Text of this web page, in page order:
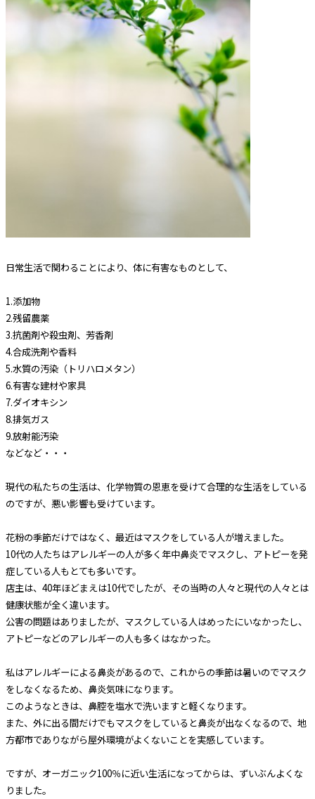
日常生活で関わることにより、体に有害なものとして、
1.添加物
2.残留農薬
3.抗菌剤や殺虫剤、芳香剤
4.合成洗剤や香料
5.水質の汚染（トリハロメタン）
6.有害な建材や家具
7.ダイオキシン
8.排気ガス
9.放射能汚染
などなど・・・
現代の私たちの生活は、化学物質の恩恵を受けて合理的な生活をしている
のですが、悪い影響も受けています。
花粉の季節だけではなく、最近はマスクをしている人が増えました。
10代の人たちはアレルギーの人が多く年中鼻炎でマスクし、アトピーを発
症している人もとても多いです。
店主は、40年ほどまえは10代でしたが、その当時の人々と現代の人々とは
健康状態が全く違います。
公害の問題はありましたが、マスクしている人はめったにいなかったし、
アトピーなどのアレルギーの人も多くはなかった。
私はアレルギーによる鼻炎があるので、これからの季節は暑いのでマスク
をしなくなるため、鼻炎気味になります。
このようなときは、鼻腔を塩水で洗いますと軽くなります。
また、外に出る間だけでもマスクをしていると鼻炎が出なくなるので、地
方都市でありながら屋外環境がよくないことを実感しています。
ですが、オーガニック100％に近い生活になってからは、ずいぶんよくな
りました。